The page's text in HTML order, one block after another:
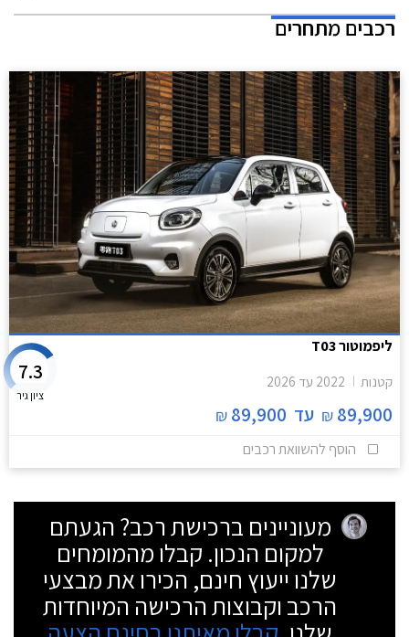
רכבים מתחרים
ליפמוטור T03
קטנות 2022 עד 2026
89,900
₪ עד 89,900
₪
7.3
ציון גיר
הוסף להשוואת רכבים
מעוניינים ברכישת רכב? הגעתם
למקום הנכון. קבלו מהמומחים
שלנו ייעוץ חינם, הכירו את מבצעי
הרכב וקבוצות הרכישה המיוחדות